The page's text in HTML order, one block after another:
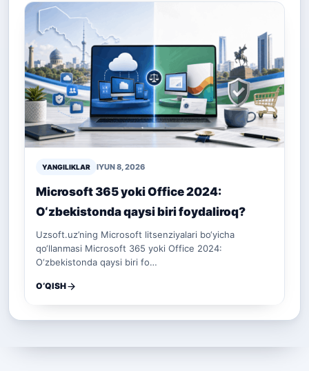
YANGILIKLAR IYUN 8, 2026
Microsoft 365 yoki Office 2024:
O‘zbekistonda qaysi biri foydaliroq?
Uzsoft.uz’ning Microsoft litsenziyalari bo‘yicha
qo‘llanmasi Microsoft 365 yoki Office 2024:
O‘zbekistonda qaysi biri fo…
O‘QISH